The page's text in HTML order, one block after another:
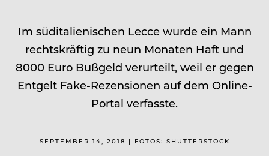
Im süditalienischen Lecce wurde ein Mann
rechtskräftig zu neun Monaten Haft und
8000 Euro Bußgeld verurteilt, weil er gegen
Entgelt Fake-Rezensionen auf dem Online-
Portal verfasste.
SEPTEMBER 14, 2018 | FOTOS: SHUTTERSTOCK